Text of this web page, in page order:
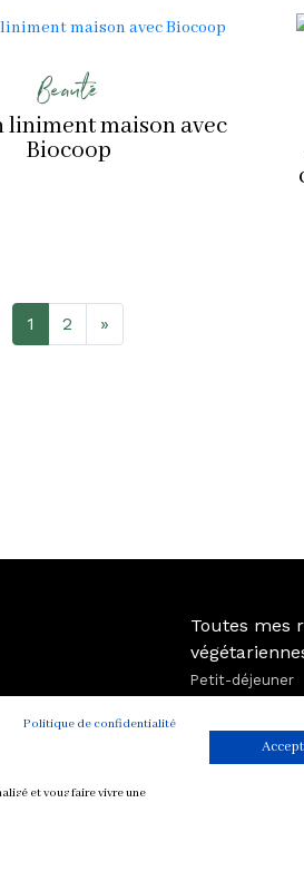
Beauté
liniment maison avec
Biocoop
1 2 »
Toutes mes
Petit-déjeuner
Plat
Soupe
Politique de confidentialité
et vous faire vivre une